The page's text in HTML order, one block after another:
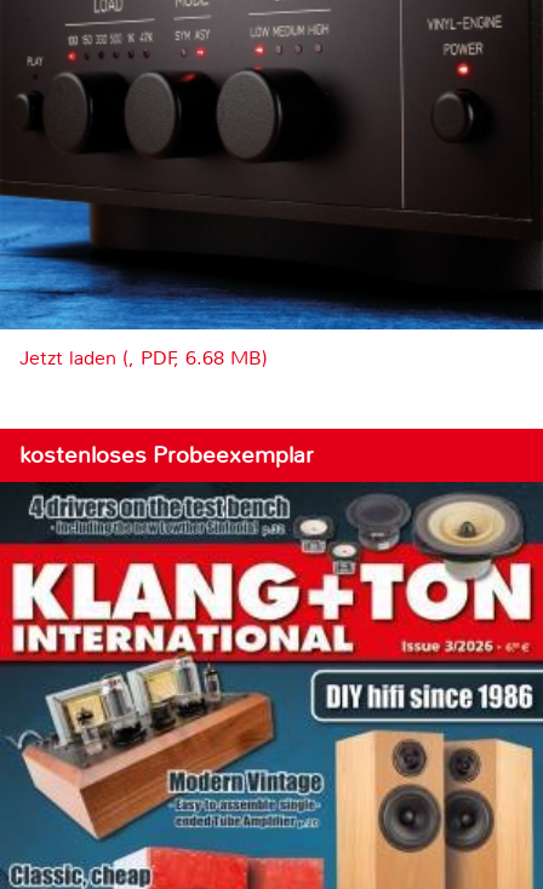
Jetzt laden (, PDF, 6.68 MB)
kostenloses Probeexemplar